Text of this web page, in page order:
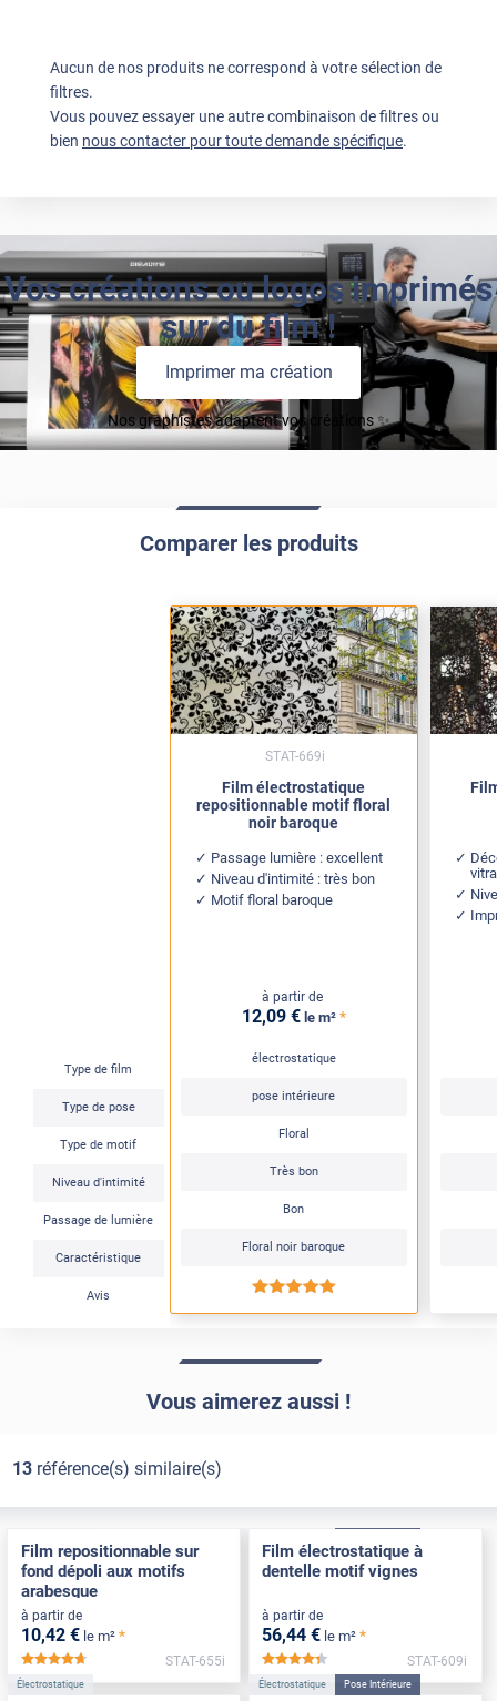
Aucun de nos produits ne correspond à votre sélection de
filtres.
Vous pouvez essayer une autre combinaison de filtres ou
bien nous contacter pour toute demande spécifique.
Vos créations ou logos imprimés
sur du film !
Imprimer ma création
Nos graphistes adaptent vos créations ✨
Comparer les produits
Type de film
Type de pose
Type de motif
Niveau d'intimité
Passage de lumière
Caractéristique
Avis
Film électrostatique
repositionnable motif floral
noir baroque
Passage lumière : excellent
Niveau d'intimité : très bon
Motif floral baroque
à partir de
12,09 € le m² *
électrostatique
pose intérieure
Floral
Très bon
Bon
Floral noir baroque
*****
STAT-669i
Vous aimerez aussi !
13référence(s) similaire(s)
Film repositionnable sur
fond dépoli aux motifs
arabesque
à partir de
10,42 € le m² *
*****
STAT-655i
Film électrostatique à
dentelle motif vignes
à partir de
56,44 € le m² *
*****
STAT-609i
Électrostatique Électrostatique Pose Intérieure